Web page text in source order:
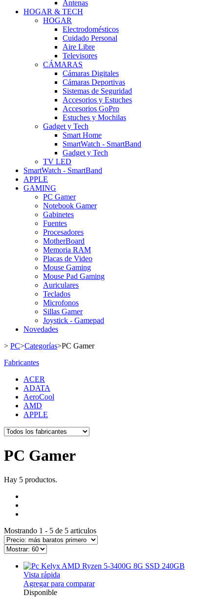
Antenas
HOGAR & TECH
HOGAR
Electrodomésticos
Cuidado Personal
Aire Libre
Televisores
CÁMARAS
Cámaras Digitales
Cámaras Deportivas
Sistemas de Seguridad
Accesorios y Estuches
Accesorios GoPro
Estuches y Mochilas
Gadget y Tech
Smart Home
SmartWatch - SmartBand
Gadget y Tech
TV LED
SmartWatch - SmartBand
APPLE
GAMING
PC Gamer
Notebook Gamer
Gabinetes
Fuentes
Procesadores
MotherBoard
Memoria RAM
Placas de Video
Mouse Gaming
Mouse Pad Gaming
Auriculares
Teclados
Microfonos
Sillas Gamer
Joystick - Gamepad
Novedades
> PC>Categorías>PC Gamer
Fabricantes
ACER
ADATA
AeroCool
AMD
APPLE
PC Gamer
Hay 5 productos.
Mostrando 1 - 5 de 5 articulos
Vista rápida
Agregar para comparar
Disponible